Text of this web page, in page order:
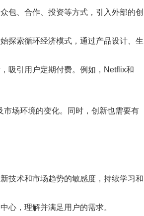
包、合作、投资等方式，引入外部的创
探索循环经济模式，通过产品设计、生
吸引用户定期付费。例如，Netflix和
场环境的变化。同时，创新也需要有
技术和市场趋势的敏感度，持续学习和
心，理解并满足用户的需求。